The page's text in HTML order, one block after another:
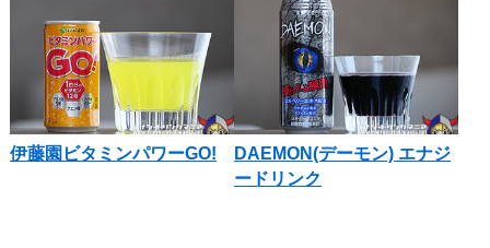
伊藤園ビタミンパワーGO!
DAEMON(デーモン) エナジ
ードリンク